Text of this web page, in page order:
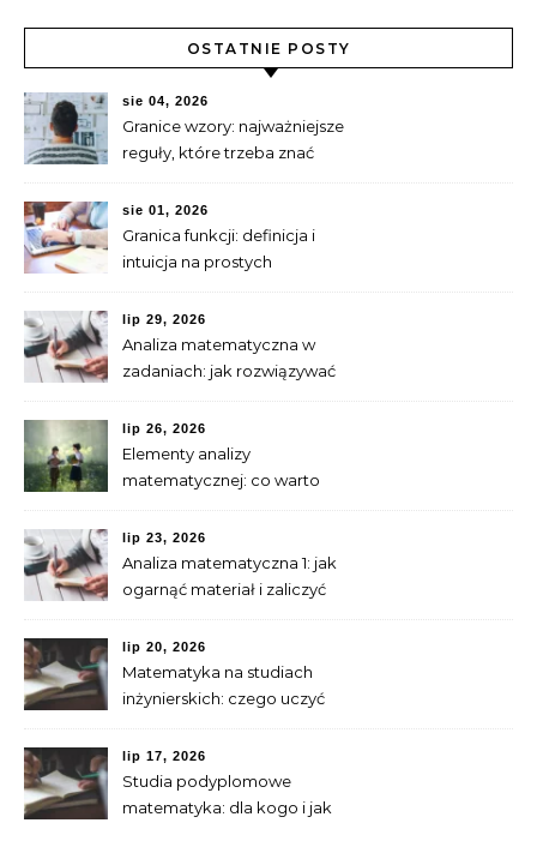
OSTATNIE POSTY
sie 04, 2026
Granice wzory: najważniejsze
reguły, które trzeba znać
sie 01, 2026
Granica funkcji: definicja i
intuicja na prostych
lip 29, 2026
Analiza matematyczna w
zadaniach: jak rozwiązywać
lip 26, 2026
Elementy analizy
matematycznej: co warto
pochodnymi
lip 23, 2026
Analiza matematyczna 1: jak
ogarnąć materiał i zaliczyć
lip 20, 2026
Matematyka na studiach
inżynierskich: czego uczyć
lip 17, 2026
Studia podyplomowe
matematyka: dla kogo i jak